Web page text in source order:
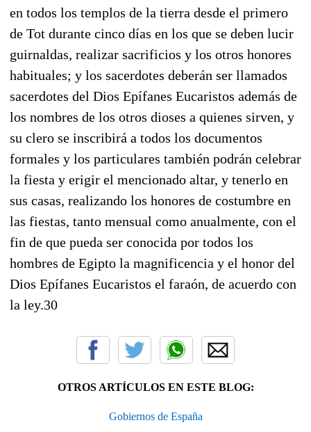
en todos los templos de la tierra desde el primero
de Tot durante cinco días en los que se deben lucir
guirnaldas, realizar sacrificios y los otros honores
habituales; y los sacerdotes deberán ser llamados
sacerdotes del Dios Epífanes Eucaristos además de
los nombres de los otros dioses a quienes sirven, y
su clero se inscribirá a todos los documentos
formales y los particulares también podrán celebrar
la fiesta y erigir el mencionado altar, y tenerlo en
sus casas, realizando los honores de costumbre en
las fiestas, tanto mensual como anualmente, con el
fin de que pueda ser conocida por todos los
hombres de Egipto la magnificencia y el honor del
Dios Epífanes Eucaristos el faraón, de acuerdo con
la ley.30​
OTROS ARTÍCULOS EN ESTE BLOG:
Gobiernos de España